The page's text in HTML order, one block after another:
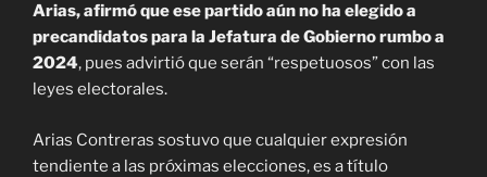
Arias, afirmó que ese partido aún no ha elegido a
precandidatos para la Jefatura de Gobierno rumbo a
2024, pues advirtió que serán “respetuosos” con las
leyes electorales.
Arias Contreras sostuvo que cualquier expresión
tendiente a las próximas elecciones, es a título